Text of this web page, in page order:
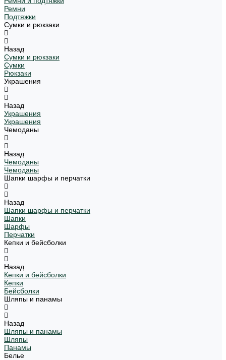
Ремни
Подтяжки
Сумки и рюкзаки
Назад
Сумки и рюкзаки
Сумки
Рюкзаки
Украшения
Назад
Украшения
Украшения
Чемоданы
Назад
Чемоданы
Чемоданы
Шапки шарфы и перчатки
Назад
Шапки шарфы и перчатки
Шапки
Шарфы
Перчатки
Кепки и бейсболки
Назад
Кепки и бейсболки
Кепки
Бейсболки
Шляпы и панамы
Назад
Шляпы и панамы
Шляпы
Панамы
Белье